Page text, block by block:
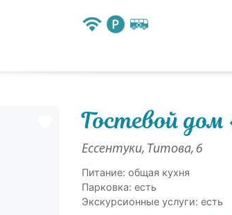
Гостевой
Ессентуки, Титова, 6
Питание: общая кухня
Парковка: есть
Экскурсионные услуги: есть